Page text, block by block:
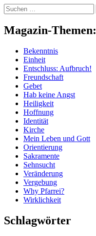
Skip
to
content
Suchen
nach:
Magazin-Themen:
Bekenntnis
Einheit
Entschluss: Aufbruch!
Freundschaft
Gebet
Hab keine Angst
Heiligkeit
Hoffnung
Identität
Kirche
Mein Leben und Gott
Orientierung
Sakramente
Sehnsucht
Veränderung
Vergebung
Why Pfarrei?
Wirklichkeit
Schlagwörter